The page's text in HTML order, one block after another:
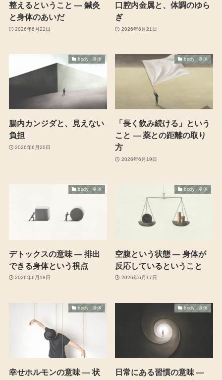
整えるということ ― 鍼灸
と身体のあいだ
2026年6月22日
口腔内金属と、体調のゆら
ぎ
2026年6月21日
body 身体
腸内カンジダと、見えない
負担
2026年6月20日
body 身体
「長く飲み続ける」という
こと ― 薬との距離の取り
方
2026年6月19日
body 身体
デトックスの意味 ― 排出
できる身体という視点
2026年6月18日
body 身体
空腹という状態 ― 身体が
反応しているということ
2026年6月17日
body 身体
幸せホルモンの意味 ― 状
body 身体
日常にある習慣の意味 ―